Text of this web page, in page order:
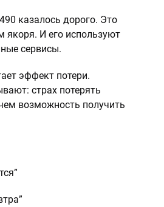
казалось дорого. Это
якоря. И его используют
сервисы.
эффект потери.
страх потерять
возможность получить